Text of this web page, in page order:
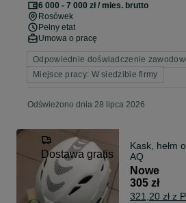
6 000 - 7 000 zł / mies. brutto
Rosówek
Pełny etat
Umowa o pracę
Odpowiednie doświadczenie
Miejsce pracy: W siedzibie firmy
Odświeżono dnia 28 lipca 2026
Dostawa gratis
Kask, hełm
AQ
Nowe
305 zł
321,20 zł z